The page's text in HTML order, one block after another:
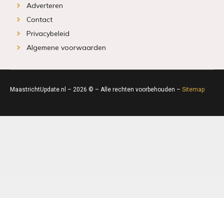
Adverteren
Contact
Privacybeleid
Algemene voorwaarden
MaastrichtUpdate.nl – 2026 © – Alle rechten voorbehouden – Sitemap